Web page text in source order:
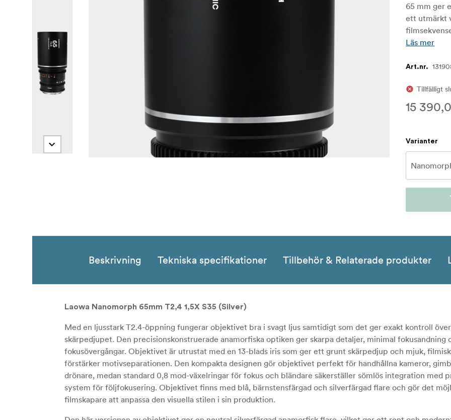
65 mm ger
ett utmärkt
Läs mer
Art.nr.
Tillfälligt
15
Varianter
Beskrivning Tekniska specifikationer Tillbehör & Relaterade produkter
Laowa Nanomorph 65mm T2,4 1,5X S35 (Silver)
Med en ljusstark T2.4-öppning fungerar objektivet bra i svagt ljus samtidigt som det ger exakt kontroll över
skärpedjupet. Den precisionskonstruerade anamorfiska optiken ger skarpa detaljer, minimal fokusandning
fokusövergångar. Objektivet är utrustat med en 13-blads iris som ger ett grunt skärpedjup och mjuk,
förstärker motivseparationen. Den kompakta designen gör objektivet perfekt för handhållna kameror,
drönare, medan standard 0,8 mod-växelringar för fokus och bländare säkerställer sömlös integration med
system för följfokusering. Objektivet finns med blå, bärnstensfärgad och silverfärgad flare och gör det
filmskapare att anpassa den visuella stilen i sin produktion.